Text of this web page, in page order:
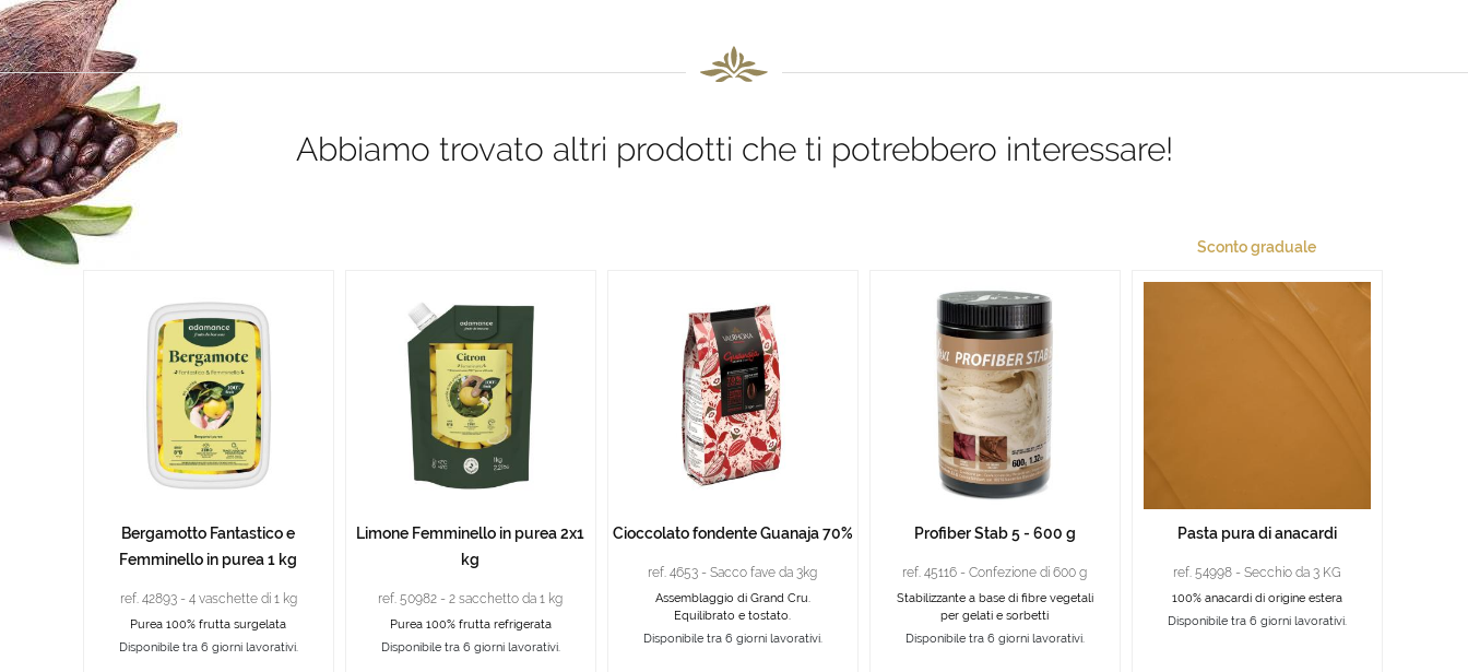
Abbiamo trovato altri prodotti che ti potrebbero interessare!
Bergamotto Fantastico e
Femminello in purea 1 kg
ref. 42893 - 4 vaschette di 1 kg
Purea 100% frutta surgelata
Disponibile tra 6 giorni lavorativi.
Limone Femminello in purea 2x1
kg
ref. 50982 - 2 sacchetto da 1 kg
Purea 100% frutta refrigerata
Disponibile tra 6 giorni lavorativi.
Cioccolato fondente Guanaja 70%
ref. 4653 - Sacco fave da 3kg
Assemblaggio di Grand Cru.
Equilibrato e tostato.
Disponibile tra 6 giorni lavorativi.
Profiber Stab 5 - 600 g
ref. 45116 - Confezione di 600 g
Stabilizzante a base di fibre vegetali
per gelati e sorbetti
Disponibile tra 6 giorni lavorativi.
Sconto graduale
Pasta pura di anacardi
ref. 54998 - Secchio da 3 KG
100% anacardi di origine estera
Disponibile tra 6 giorni lavorativi.